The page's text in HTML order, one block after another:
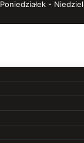
Poniedziałek -